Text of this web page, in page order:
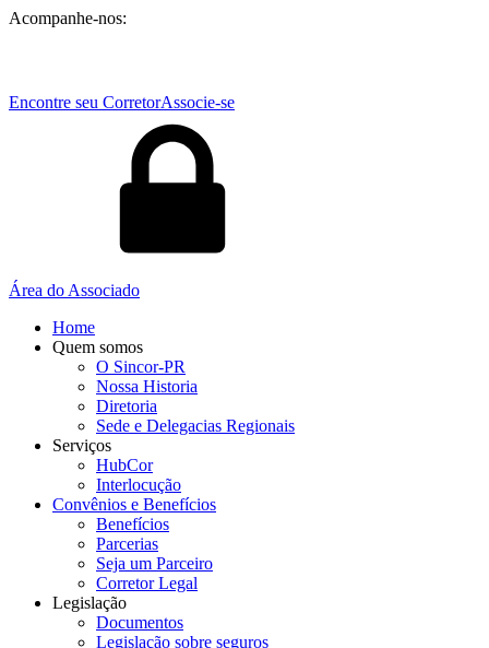
Acompanhe-nos:
Encontre seu CorretorAssocie-se
Área do Associado
Home
Quem somos
O Sincor-PR
Nossa Historia
Diretoria
Sede e Delegacias Regionais
Serviços
HubCor
Interlocução
Convênios e Benefícios
Benefícios
Parcerias
Seja um Parceiro
Corretor Legal
Legislação
Documentos
Legislação sobre seguros